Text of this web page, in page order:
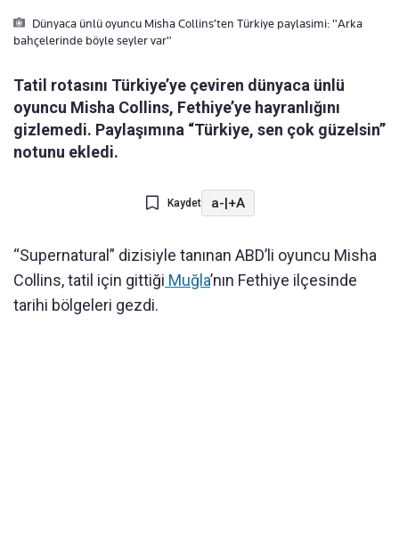
Dünyaca ünlü oyuncu Misha Collins’ten Türkiye paylasimi: "Arka
bahçelerinde böyle seyler var"
Tatil rotasını Türkiye’ye çeviren dünyaca ünlü
oyuncu Misha Collins, Fethiye’ye hayranlığını
gizlemedi. Paylaşımına “Türkiye, sen çok güzelsin”
notunu ekledi.
Kaydet a-|+A
“Supernatural” dizisiyle tanınan ABD’li oyuncu Misha
Collins, tatil için gittiği Muğla’nın Fethiye ilçesinde
tarihi bölgeleri gezdi.